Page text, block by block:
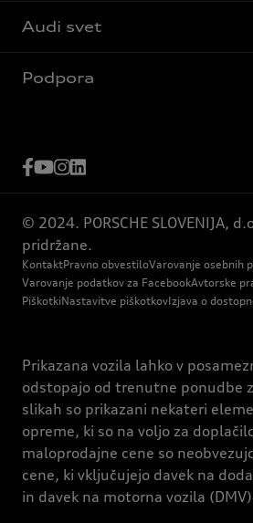
Audi svet
Podpora
© 2024. PORSCHE SLOVENIJA,
pridržane.
KontaktPravno obvestiloVarovanje osebnih
Varovanje podatkov za FacebookAvtorske
PiškotkiNastavitve piškotkovIzjava o
Prikazana vozila lahko v
odstopajo od trenutne ponudbe
slikah so prikazani nekateri
opreme, ki so na voljo za
maloprodajne cene so
cene, ki vključujejo davek na
in davek na motorna vozila